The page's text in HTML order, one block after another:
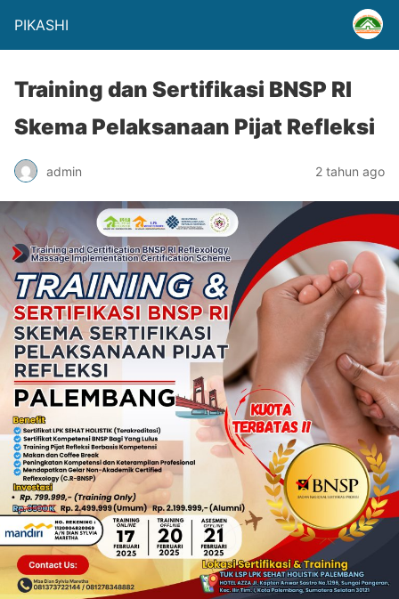
PIKASHI
Training dan Sertifikasi BNSP RI
Skema Pelaksanaan Pijat Refleksi
admin 2 tahun ago